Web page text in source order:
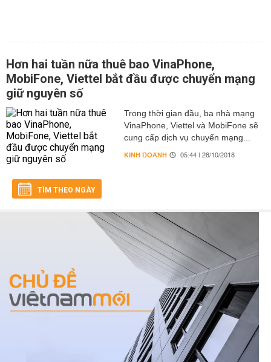
Hơn hai tuần nữa thuê bao VinaPhone,
MobiFone, Viettel bắt đầu được chuyển mạng
giữ nguyên số
Trong thời gian đầu, ba nhà mạng
VinaPhone, Viettel và MobiFone sẽ
cung cấp dịch vụ chuyển mạng...
KINH DOANH 05:44 | 28/10/2018
TÌM THEO NGÀY